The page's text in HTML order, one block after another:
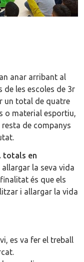
anar arribant al
de les escoles de 3r
un total de quatre
o material esportiu,
de companys
totals en
allargar la seva vida
és que els
i allargar la vida
es va fer el treball